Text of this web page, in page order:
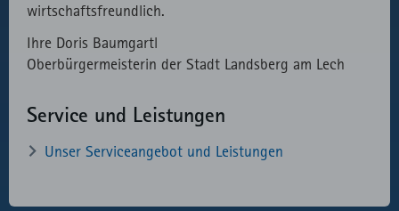
wirtschaftsfreundlich.
Ihre Doris Baumgartl
Oberbürgermeisterin der Stadt Landsberg am Lech
Service und Leistungen
Unser Serviceangebot und Leistungen